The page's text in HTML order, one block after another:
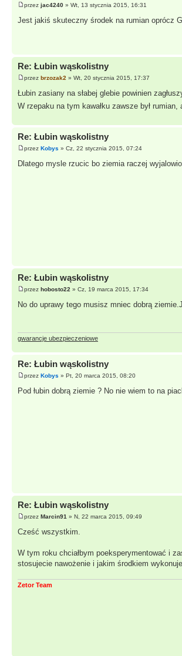
przez jac4240 » Wt, 13 stycznia 2015, 16:31
Jest jakiś skuteczny środek na rumian oprócz
Re: Łubin wąskolistny
przez brzozak2 » Wt, 20 stycznia 2015, 17:37
Łubin zasiany na słabej glebie powinien
W rzepaku na tym kawałku zawsze był rumian,
Re: Łubin wąskolistny
przez Kobys » Cz, 22 stycznia 2015, 07:24
Dlatego mysle rzucic bo ziemia raczej
Re: Łubin wąskolistny
przez hobosto22 » Cz, 19 marca 2015, 17:34
No do uprawy tego musisz mniec dobrą
gwarancje ubezpieczeniowe
Re: Łubin wąskolistny
przez Kobys » Pt, 20 marca 2015, 08:20
Pod łubin dobrą ziemie ? No nie wiem to na
Re: Łubin wąskolistny
przez Marcin91 » N, 22 marca 2015, 09:49
Cześć wszystkim.
W tym roku chciałbym poeksperymentować i
stosujecie nawożenie i jakim środkiem
Zetor Team